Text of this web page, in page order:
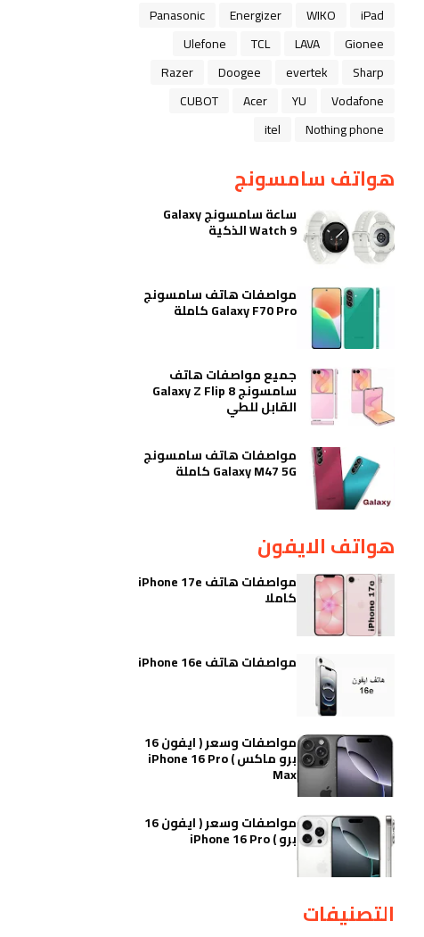
iPad
WIKO
Energizer
Panasonic
Gionee
LAVA
TCL
Ulefone
Sharp
evertek
Doogee
Razer
Vodafone
YU
Acer
CUBOT
Nothing phone
itel
هواتف سامسونج
ساعة سامسونج Galaxy
Watch 9 الذكية
مواصفات هاتف سامسونج
Galaxy F70 Pro كاملة
جميع مواصفات هاتف
سامسونج Galaxy Z Flip 8
القابل للطي
مواصفات هاتف سامسونج
Galaxy M47 5G كاملة
هواتف الايفون
مواصفات هاتف iPhone 17e
كاملا
مواصفات هاتف iPhone 16e
مواصفات وسعر ( ايفون 16
برو ماكس ) iPhone 16 Pro
Max
مواصفات وسعر ( ايفون 16
برو ) iPhone 16 Pro
التصنيفات